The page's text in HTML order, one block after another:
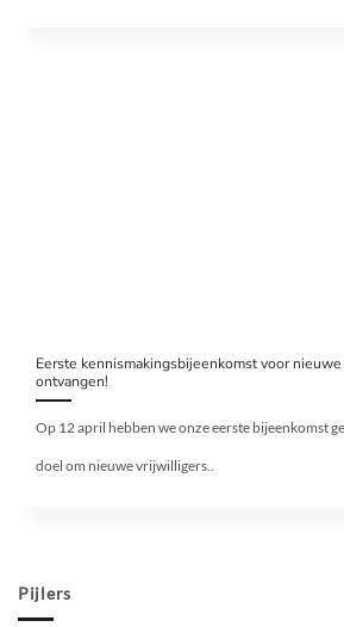
Pijlers
Eerste kennismakingsbijeenkomst voor
ontvangen!
Op 12 april hebben we onze eerste bijeenkomst
doel om nieuwe vrijwilligers..